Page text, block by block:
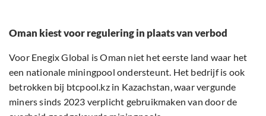
Oman kiest voor regulering in plaats van verbod
Voor Enegix Global is Oman niet het eerste land waar het
een nationale miningpool ondersteunt. Het bedrijf is ook
betrokken bij btcpool.kz in Kazachstan, waar vergunde
miners sinds 2023 verplicht gebruikmaken van door de